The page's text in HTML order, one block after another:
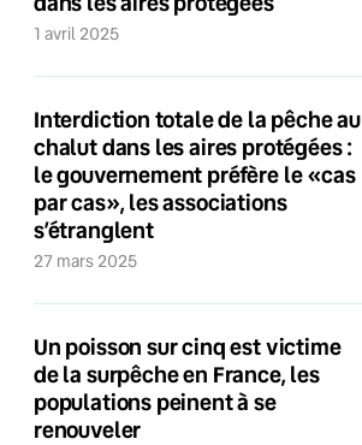
1 avril 2025
Interdiction totale de la pêche au
chalut dans les aires protégées :
le gouvernement préfère le «cas
par cas», les associations
s’étranglent
27 mars 2025
Un poisson sur cinq est victime
de la surpêche en France, les
populations peinent à se
renouveler